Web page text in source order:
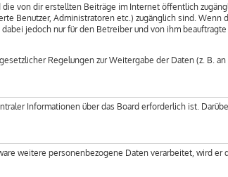
von dir erstellten Beiträge im Internet öffentlich
Benutzer, Administratoren etc.) zugänglich sind. Wenn
jedoch nur für den Betreiber und von ihm beauftragte
Regelungen zur Weitergabe der Daten (z. B. an
Informationen über das Board erforderlich ist.
weitere personenbezogene Daten verarbeitet, wird er